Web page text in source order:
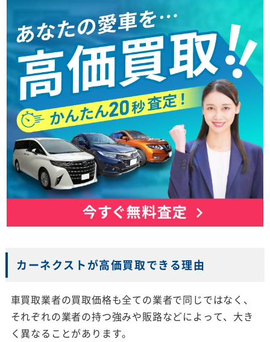
カーネクストが高価買取できる理由
車買取業者の買取価格も全ての業者で同じではなく、
それぞれの業者の持つ強みや販路などによって、大き
く異なることがあります。